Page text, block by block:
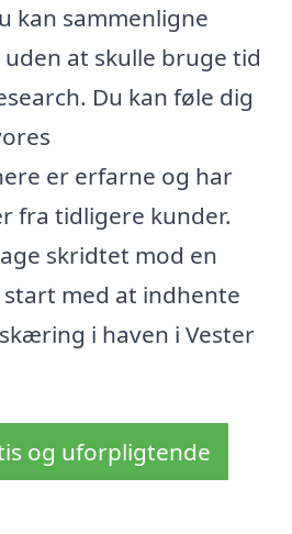
kan sammenligne
at skulle bruge tid
Du kan føle dig
er erfarne og har
fra tidligere kunder.
skridtet mod en
start med at indhente
i haven i Vester
og uforpligtende